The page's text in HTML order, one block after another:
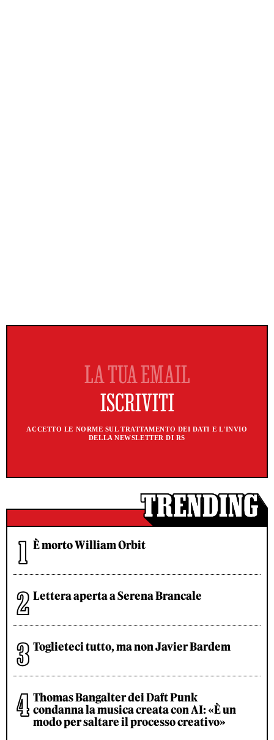
ACCETTO LE NORME SUL TRATTAMENTO DEI DATI E L'INVIO
DELLA NEWSLETTER DI RS
È morto William Orbit
Lettera aperta a Serena Brancale
Toglieteci tutto, ma non Javier Bardem
Thomas Bangalter dei Daft Punk
condanna la musica creata con AI: «È un
modo per saltare il processo creativo»